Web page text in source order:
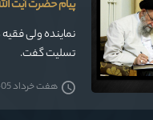
پیام حضرت آیت
نماینده ولی
تسلیت گفت.
هفت خرداد 1405